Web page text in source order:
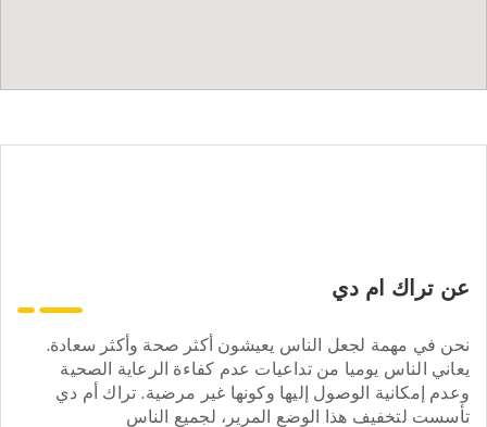
عن تراك ام دي
نحن في مهمة لجعل الناس يعيشون أكثر صحة وأكثر سعادة.
يعاني الناس يوميا من تداعيات عدم كفاءة الرعاية الصحية
وعدم إمكانية الوصول إليها وكونها غير مرضية. تراك أم دي
تأسست لتخفيف هذا الوضع المرير، لجميع الناس